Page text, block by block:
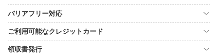
バリアフリー対応
ご利用可能なクレジットカード
領収書発行